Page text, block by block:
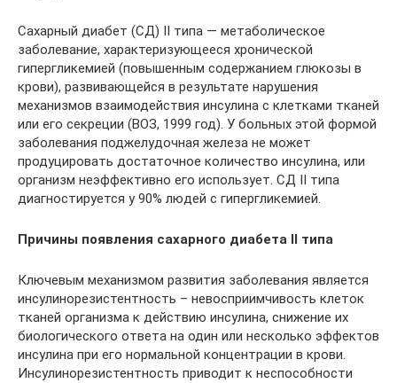
Сахарный диабет (СД) II типа — метаболическое
заболевание, характеризующееся хронической
гипергликемией (повышенным содержанием глюкозы в
крови), развивающейся в результате нарушения
механизмов взаимодействия инсулина с клетками тканей
или его секреции (ВОЗ, 1999 год). У больных этой формой
заболевания поджелудочная железа не может
продуцировать достаточное количество инсулина, или
организм неэффективно его использует. СД II типа
диагностируется у 90% людей с гипергликемией.
Причины появления сахарного диабета II типа
Ключевым механизмом развития заболевания является
инсулинорезистентность – невосприимчивость клеток
тканей организма к действию инсулина, снижение их
биологического ответа на один или несколько эффектов
инсулина при его нормальной концентрации в крови.
Инсулинорезистентность приводит к неспособности